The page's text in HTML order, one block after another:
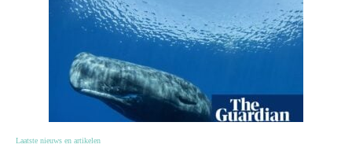
Laatste nieuws en artikelen